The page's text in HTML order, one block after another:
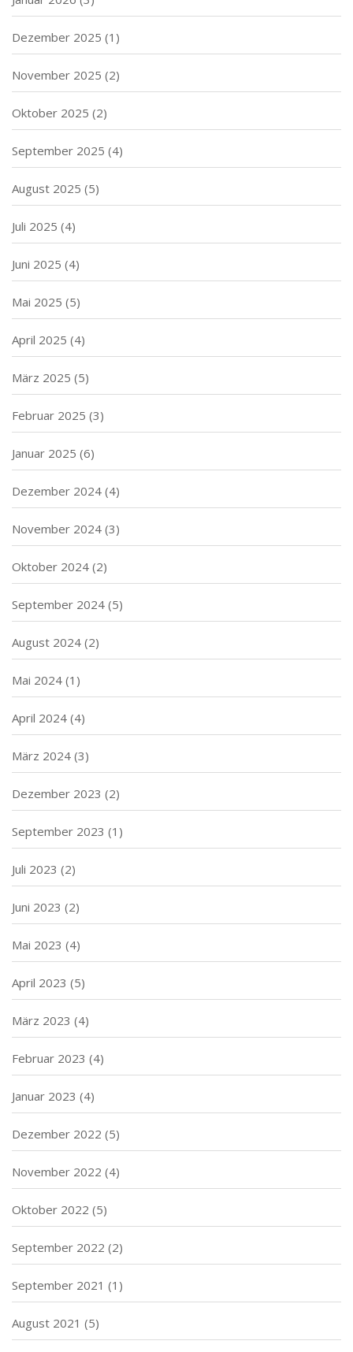
Dezember 2025 (1)
November 2025 (2)
Oktober 2025 (2)
September 2025 (4)
August 2025 (5)
Juli 2025 (4)
Juni 2025 (4)
Mai 2025 (5)
April 2025 (4)
März 2025 (5)
Februar 2025 (3)
Januar 2025 (6)
Dezember 2024 (4)
November 2024 (3)
Oktober 2024 (2)
September 2024 (5)
August 2024 (2)
Mai 2024 (1)
April 2024 (4)
März 2024 (3)
Dezember 2023 (2)
September 2023 (1)
Juli 2023 (2)
Juni 2023 (2)
Mai 2023 (4)
April 2023 (5)
März 2023 (4)
Februar 2023 (4)
Januar 2023 (4)
Dezember 2022 (5)
November 2022 (4)
Oktober 2022 (5)
September 2022 (2)
September 2021 (1)
August 2021 (5)